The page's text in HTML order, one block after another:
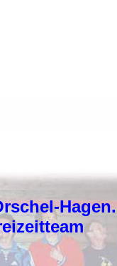
Hagen.